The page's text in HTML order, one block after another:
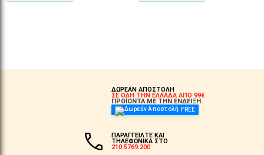
ΔΩΡΕΑΝ ΑΠΟΣΤΟΛΗ
ΣΕ ΟΛΗ ΤΗΝ ΕΛΛΑΔΑ ΑΠΟ 99€
ΠΡΟΪΟΝΤΑ ΜΕ ΤΗΝ ΕΝΔΕΙΞΗ:
FREE
ΠΑΡΑΓΓΕΙΛΤΕ ΚΑΙ
ΤΗΛΕΦΩΝΙΚΑ ΣΤΟ
210.5769.200